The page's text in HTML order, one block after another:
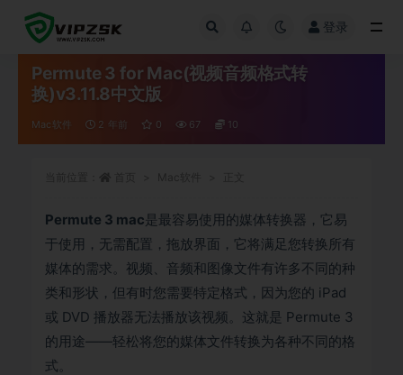
登录
Permute 3 for Mac(视频音频格式转
换)v3.11.8中文版
Mac软件 2 年前 0 67 10
Permute 3 mac是最容易使用的媒体转换器，它易
于使用，无需配置，拖放界面，它将满足您转换所有
媒体的需求。视频、音频和图像文件有许多不同的种
类和形状，但有时您需要特定格式，因为您的 iPad
或 DVD 播放器无法播放该视频。这就是 Permute 3
的用途——轻松将您的媒体文件转换为各种不同的格
式。